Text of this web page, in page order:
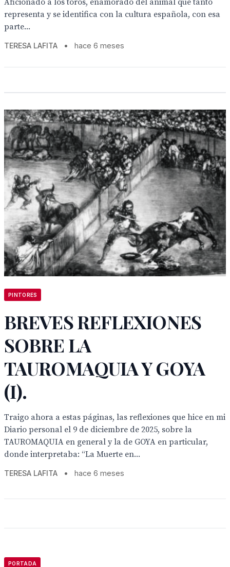
Aficionado a los toros, enamorado del animal que tanto
representa y se identifica con la cultura española, con esa
parte...
TERESA LAFITA • hace 6 meses
PINTORES
BREVES REFLEXIONES
SOBRE LA
TAUROMAQUIA Y GOYA
(I).
Traigo ahora a estas páginas, las reflexiones que hice en mi
Diario personal el 9 de diciembre de 2025, sobre la
TAUROMAQUIA en general y la de GOYA en particular,
donde interpretaba: “La Muerte en...
TERESA LAFITA • hace 6 meses
PORTADA